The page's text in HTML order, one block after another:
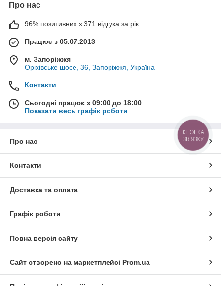
Про нас
96% позитивних з 371 відгука за рік
Працює з 05.07.2013
м. Запоріжжя
Оріхівське шосе, 36, Запоріжжя, Україна
Контакти
Сьогодні працює з 09:00 до 18:00
Показати весь графік роботи
Про нас
Контакти
Доставка та оплата
Графік роботи
Повна версія сайту
Сайт створено на маркетплейсі Prom.ua
КНОПКА
ЗВ'ЯЗКУ